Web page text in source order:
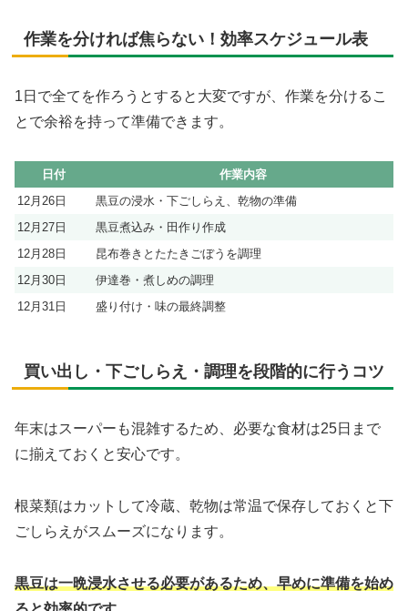
作業を分ければ焦らない！効率スケジュール表
1日で全てを作ろうとすると大変ですが、作業を分けるこ
とで余裕を持って準備できます。
日付
作業内容
12月26日
黒豆の浸水・下ごしらえ、乾物の準備
12月27日
黒豆煮込み・田作り作成
12月28日
昆布巻きとたたきごぼうを調理
12月30日
伊達巻・煮しめの調理
12月31日
盛り付け・味の最終調整
買い出し・下ごしらえ・調理を段階的に行うコツ
年末はスーパーも混雑するため、必要な食材は25日まで
に揃えておくと安心です。
根菜類はカットして冷蔵、乾物は常温で保存しておくと下
ごしらえがスムーズになります。
黒豆は一晩浸水させる必要があるため、早めに準備を始め